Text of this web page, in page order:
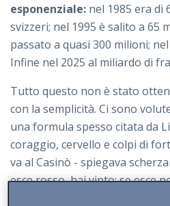
esponenziale: nel 1985 era di
svizzeri; nel 1995 è salito a 65
passato a quasi 300 milioni;
Infine nel 2025 al miliardo di
Tutto questo non è stato
con la semplicità. Ci sono
una formula spesso citata da
coraggio, cervello e colpi di
va al Casinò - spiegava
esce rosso, hai vinto; se esce
fortuna! Se non c’è quella,